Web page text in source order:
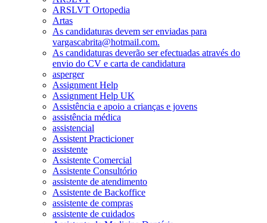
ARSLVT Ortopedia
Artas
As candidaturas devem ser enviadas para
vargascabrita@hotmail.com.
As candidaturas deverão ser efectuadas através do
envio do CV e carta de candidatura
asperger
Assignment Help
Assignment Help UK
Assistência e apoio a crianças e jovens
assistência médica
assistencial
Assistent Practicioner
assistente
Assistente Comercial
Assistente Consultório
assistente de atendimento
Assistente de Backoffice
assistente de compras
assistente de cuidados